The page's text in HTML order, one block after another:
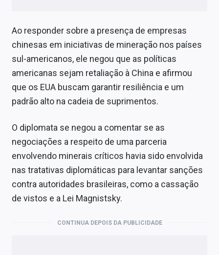
Ao responder sobre a presença de empresas
chinesas em iniciativas de mineração nos países
sul-americanos, ele negou que as políticas
americanas sejam retaliação à China e afirmou
que os EUA buscam garantir resiliência e um
padrão alto na cadeia de suprimentos.
O diplomata se negou a comentar se as
negociações a respeito de uma parceria
envolvendo minerais críticos havia sido envolvida
nas tratativas diplomáticas para levantar sanções
contra autoridades brasileiras, como a cassação
de vistos e a Lei Magnistsky.
CONTINUA DEPOIS DA PUBLICIDADE